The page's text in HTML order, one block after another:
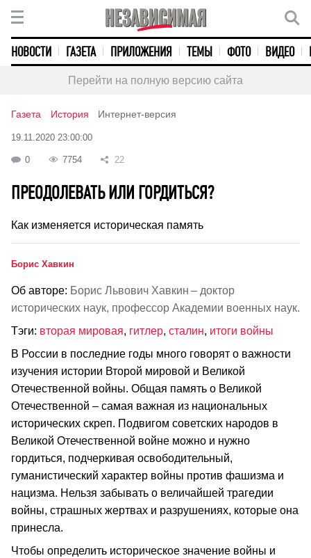
НОВОСТИ ГАЗЕТА ПРИЛОЖЕНИЯ ТЕМЫ ФОТО ВИДЕО
Перейти на полную версию сайта
Газета История Интернет-версия
19.11.2020 23:00:00
0 7754 22
ПРЕОДОЛЕВАТЬ ИЛИ ГОРДИТЬСЯ?
Как изменяется историческая память
Борис Хавкин
Об авторе: Борис Львович Хавкин – доктор
исторических наук, профессор Академии военных наук.
Тэги: вторая мировая, гитлер, сталин, итоги войны
В России в последние годы много говорят о важности
изучения истории Второй мировой и Великой
Отечественной войны. Общая память о Великой
Отечественной – самая важная из национальных
исторических скреп. Подвигом советских народов в
Великой Отечественной войне можно и нужно
гордиться, подчеркивая освободительный,
гуманистический характер войны против фашизма и
нацизма. Нельзя забывать о величайшей трагедии
войны, страшных жертвах и разрушениях, которые она
принесла.
Чтобы определить историческое значение войны и